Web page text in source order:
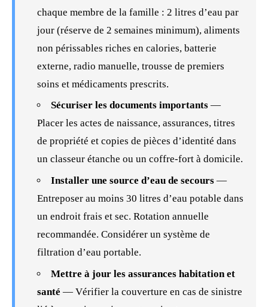
chaque membre de la famille : 2 litres d’eau par
jour (réserve de 2 semaines minimum), aliments
non périssables riches en calories,batterie
externe, radio manuelle,trousse de premiers
soins et médicaments prescrits.
Sécuriser les documents importants —
Placer les actes de naissance, assurances, titres
de propriété et copies de pièces d’identité dans
un classeur étanche ou un coffre-fort à domicile.
Installer une source d’eau de secours —
Entreposer au moins 30 litres d’eau potable dans
un endroit frais et sec. Rotation annuelle
recommandée. Considérer un système de
filtration d’eau portable.
Mettre à jour les assurances habitation et
santé — Vérifier la couverture en cas de sinistre